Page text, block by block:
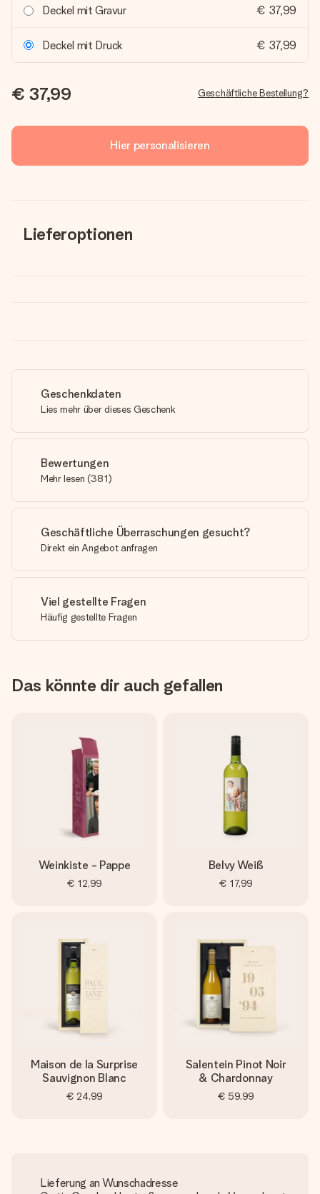
Deckel mit Gravur € 37,99
Deckel mit Druck € 37,99
€ 37,99 Geschäftliche Bestellung?
Hier personalisieren
Lieferoptionen
Geschenkdaten
Lies mehr über dieses Geschenk
Bewertungen
Mehr lesen (381)
Geschäftliche Überraschungen gesucht?
Direkt ein Angebot anfragen
Viel gestellte Fragen
Häufig gestellte Fragen
Das könnte dir auch gefallen
Weinkiste - Pappe
€ 12,99
Belvy Weiß
€ 17,99
Maison de la Surprise
Sauvignon Blanc
€ 24,99
Salentein Pinot Noir
& Chardonnay
€ 59,99
Lieferung an Wunschadresse